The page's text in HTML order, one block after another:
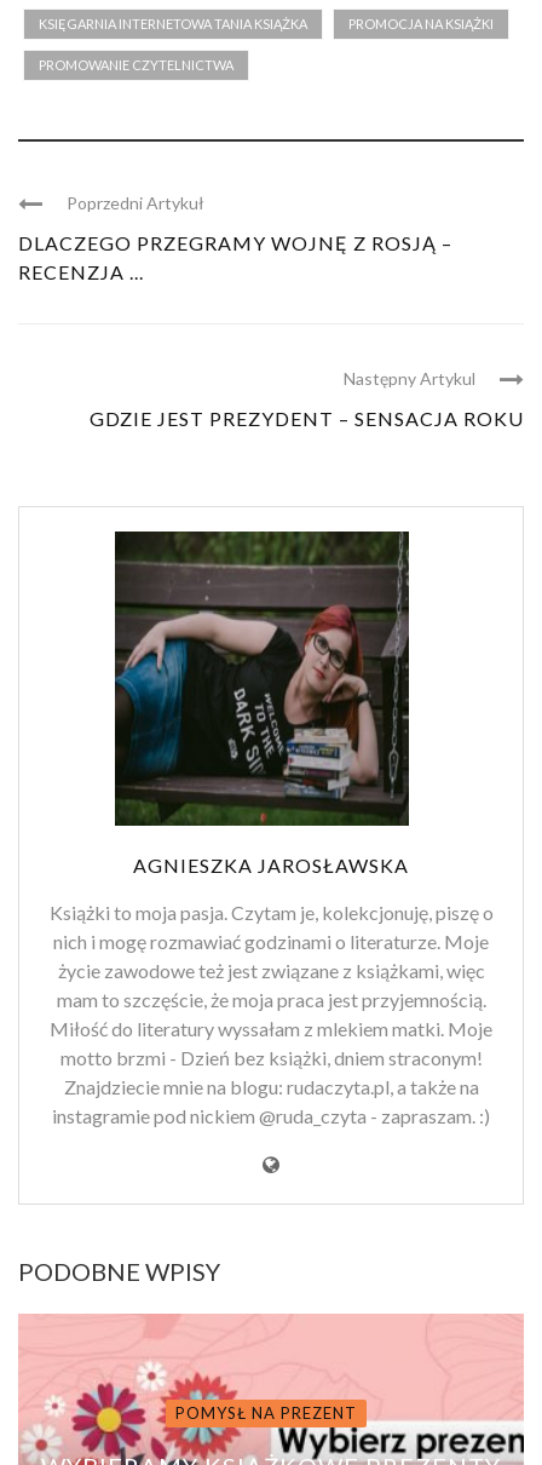
KSIĘGARNIA INTERNETOWA TANIA KSIĄŻKA PROMOCJA NA KSIĄŻKI
PROMOWANIE CZYTELNICTWA
Poprzedni Artykuł
DLACZEGO PRZEGRAMY WOJNĘ Z ROSJĄ –
RECENZJA ...
Następny Artykul
GDZIE JEST PREZYDENT – SENSACJA ROKU
AGNIESZKA JAROSŁAWSKA
Książki to moja pasja. Czytam je, kolekcjonuję, piszę o
nich i mogę rozmawiać godzinami o literaturze. Moje
życie zawodowe też jest związane z książkami, więc
mam to szczęście, że moja praca jest przyjemnością.
Miłość do literatury wyssałam z mlekiem matki. Moje
motto brzmi - Dzień bez książki, dniem straconym!
Znajdziecie mnie na blogu: rudaczyta.pl, a także na
instagramie pod nickiem @ruda_czyta - zapraszam. :)
PODOBNE WPISY
POMYSŁ NA PREZENT